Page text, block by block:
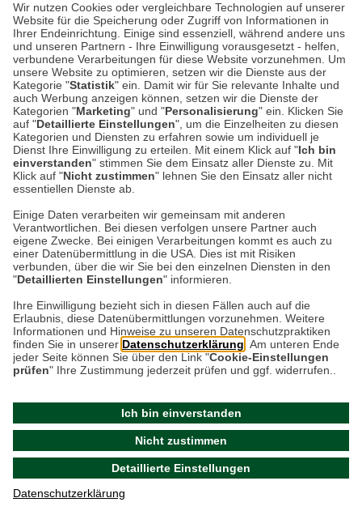
Wir nutzen Cookies oder vergleichbare Technologien auf unserer
Website für die Speicherung oder Zugriff von Informationen in
Ihrer Endeinrichtung. Einige sind essenziell, während andere uns
und unseren Partnern - Ihre Einwilligung vorausgesetzt - helfen,
verbundene Verarbeitungen für diese Website vorzunehmen. Um
unsere Website zu optimieren, setzen wir die Dienste aus der
Kategorie "Statistik" ein. Damit wir für Sie relevante Inhalte und
auch Werbung anzeigen können, setzen wir die Dienste der
Kategorien "Marketing" und "Personalisierung" ein. Klicken Sie
auf "Detaillierte Einstellungen", um die Einzelheiten zu diesen
Kategorien und Diensten zu erfahren sowie um individuell je
Dienst Ihre Einwilligung zu erteilen. Mit einem Klick auf "Ich bin
einverstanden" stimmen Sie dem Einsatz aller Dienste zu. Mit
Klick auf "Nicht zustimmen" lehnen Sie den Einsatz aller nicht
essentiellen Dienste ab.
Einige Daten verarbeiten wir gemeinsam mit anderen
Verantwortlichen. Bei diesen verfolgen unsere Partner auch
eigene Zwecke. Bei einigen Verarbeitungen kommt es auch zu
einer Datenübermittlung in die USA. Dies ist mit Risiken
verbunden, über die wir Sie bei den einzelnen Diensten in den
"Detaillierten Einstellungen" informieren.
Ihre Einwilligung bezieht sich in diesen Fällen auch auf die
Erlaubnis, diese Datenübermittlungen vorzunehmen. Weitere
Informationen und Hinweise zu unseren Datenschutzpraktiken
finden Sie in unserer Datenschutzerklärung . Am unteren Ende
jeder Seite können Sie über den Link "Cookie-Einstellungen
prüfen" Ihre Zustimmung jederzeit prüfen und ggf. widerrufen..
Ich bin einverstanden
Nicht zustimmen
Detaillierte Einstellungen
Datenschutzerklärung
Ziehen an den Armausschnitten.
Die klaffende Knopfleiste ("Boob Gap")
Doch wie lässt sich das Auseinanderklaffen der
Knopfleiste verhindern? Es gibt einfache Lösungen
wie Modeklebeband oder das Einnähen von
verdeckten Druckknöpfen, Haken oder Ösen zwischen
den Knopflöchern. Aber die beste Lösung sind
horizontale Knopflöcher, die weniger anfällig sind und
die Spannung besser verteilen. Best Practice sind
verdeckte Knopfleisten, die ein leichtes Aufklaffen
kaschieren und eine saubere Optik bieten.
Vermeidung einer unvorteilhaften Silhouette (Der
“Zelt-Effekt”)
Bietet die Bluse genügend Weite für eine große
Oberweite, aber keine formgebenden Elemente wie
Abnäher oder Teilungsnähte, fällt der Stoff vom
verdeckt die Taille und erzeugt eine kastige
Silhouette. Fließende Stoffe wie Baumwolljersey oder
Batist beugen dem vor. Vermeiden Sie grobe
Cordblusen und festen Popeline. Taillenabnäher und
Prinzess- oder Wiener Nähte betonen die Taille und